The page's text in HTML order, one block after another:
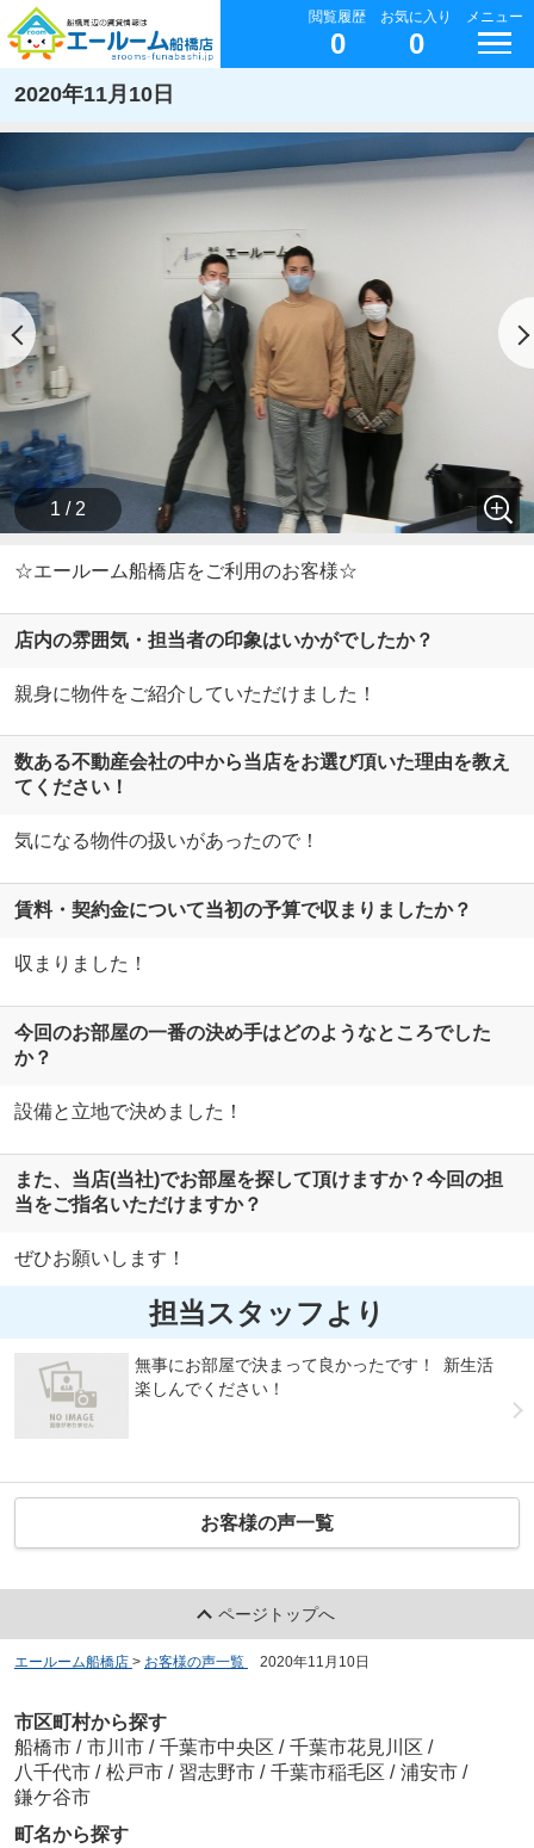
閲覧履歴
0
お気に入り
0
メニュー
2020年11月10日
1 / 2
☆エールーム船橋店をご利用のお客様☆
店内の雰囲気・担当者の印象はいかがでしたか？
親身に物件をご紹介していただけました！
数ある不動産会社の中から当店をお選び頂いた理由を教え
てください！
気になる物件の扱いがあったので！
賃料・契約金について当初の予算で収まりましたか？
収まりました！
今回のお部屋の一番の決め手はどのようなところでした
か？
設備と立地で決めました！
また、当店(当社)でお部屋を探して頂けますか？今回の担
当をご指名いただけますか？
ぜひお願いします！
担当スタッフより
無事にお部屋で決まって良かったです！ 新生活
楽しんでください！
お客様の声一覧
ページトップへ
エールーム船橋店 > お客様の声一覧 2020年11月10日
市区町村から探す
船橋市 / 市川市 / 千葉市中央区 / 千葉市花見川区 /
八千代市 / 松戸市 / 習志野市 / 千葉市稲毛区 / 浦安市 /
鎌ケ谷市
町名から探す